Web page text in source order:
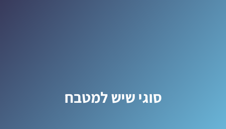
סוגי שיש למטבח